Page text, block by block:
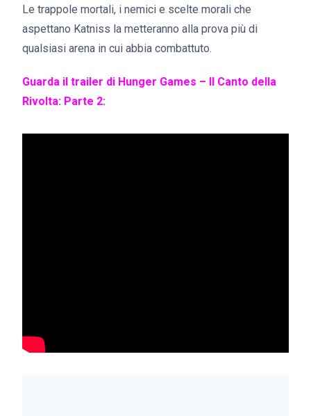
Le trappole mortali, i nemici e scelte morali che
aspettano Katniss la metteranno alla prova più di
qualsiasi arena in cui abbia combattuto.
Guarda il trailer di Hunger Games – Il Canto della
Rivolta: Parte 2: